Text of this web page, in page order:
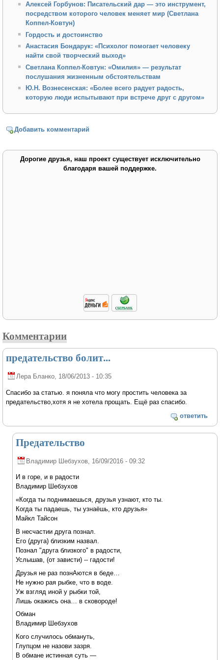
Алексей Горбунов: Писательский дар — это инструмент,
посредством которого человек меняет мир (Светлана
Коппел-Ковтун)
Гордость и достоинство
Анастасия Бондарук: «Психолог помогает человеку
найти свой творческий выход»
Светлана Коппел-Ковтун: «Омилия» — результат
послушания жизненным обстоятельствам
Ю.Н. Вознесенская: «Более всего радует радость,
которую люди испытывают при встрече друг с другом»
Добавить комментарий
Дорогие друзья, наш проект существует исключительно
благодаря вашей поддержке.
Комментарии
предательство болит...
Лера Бланко , 18/06/2013 - 10:35
Спасибо за статью. я поняла что могу простить человека за
предательство,хотя я не хотела прощать. Ещё раз спасибо.
ответить
Предательство
Владимир Шебзухов , 16/09/2016 - 09:32
И в горе, и в радости
Владимир Шебзухов
«Когда ты поднимаешься, друзья узнают, кто ты.
Когда ты падаешь, ты узнаёшь, кто друзья»
Майкл Тайсон
В несчастии друга познал.
Его (друга) близким назвал.
Познал "друга близкого" в радости,
Услышав, (от зависти) -- гадости!
Друзья не раз познАются в беде…
Не нужно рая рыбке, что в воде.
Уж взгляд иной у рыбки той,
Лишь окажись она… в сковороде!
Обман
Владимир Шебзухов
Кого случилось обмануть,
Глупцом не назови зазря.
В обмане истинная суть —